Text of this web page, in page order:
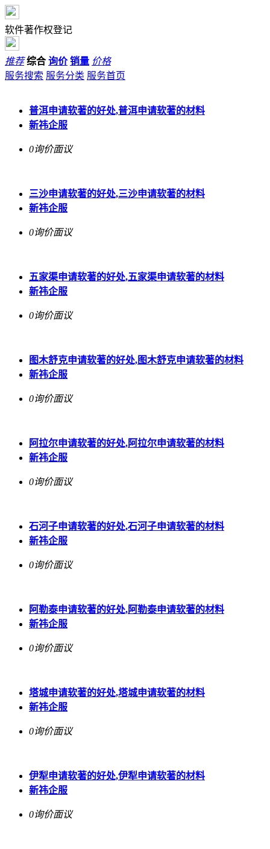
软件著作权登记
推荐 综合 询价 销量 价格
服务搜索 服务分类 服务首页
普洱申请软著的好处,普洱申请软著的材料
新祎企服
0询价面议
三沙申请软著的好处,三沙申请软著的材料
新祎企服
0询价面议
五家渠申请软著的好处,五家渠申请软著的材料
新祎企服
0询价面议
图木舒克申请软著的好处,图木舒克申请软著的材料
新祎企服
0询价面议
阿拉尔申请软著的好处,阿拉尔申请软著的材料
新祎企服
0询价面议
石河子申请软著的好处,石河子申请软著的材料
新祎企服
0询价面议
阿勒泰申请软著的好处,阿勒泰申请软著的材料
新祎企服
0询价面议
塔城申请软著的好处,塔城申请软著的材料
新祎企服
0询价面议
伊犁申请软著的好处,伊犁申请软著的材料
新祎企服
0询价面议